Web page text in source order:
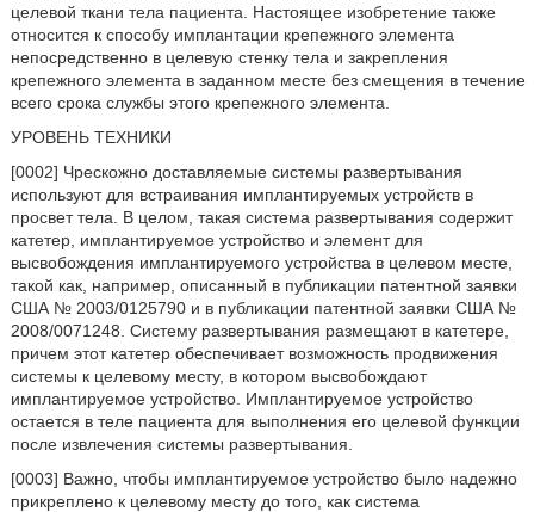
целевой ткани тела пациента. Настоящее изобретение также
относится к способу имплантации крепежного элемента
непосредственно в целевую стенку тела и закрепления
крепежного элемента в заданном месте без смещения в течение
всего срока службы этого крепежного элемента.
УРОВЕНЬ ТЕХНИКИ
[0002] Чрескожно доставляемые системы развертывания
используют для встраивания имплантируемых устройств в
просвет тела. В целом, такая система развертывания содержит
катетер, имплантируемое устройство и элемент для
высвобождения имплантируемого устройства в целевом месте,
такой как, например, описанный в публикации патентной заявки
США № 2003/0125790 и в публикации патентной заявки США №
2008/0071248. Систему развертывания размещают в катетере,
причем этот катетер обеспечивает возможность продвижения
системы к целевому месту, в котором высвобождают
имплантируемое устройство. Имплантируемое устройство
остается в теле пациента для выполнения его целевой функции
после извлечения системы развертывания.
[0003] Важно, чтобы имплантируемое устройство было надежно
прикреплено к целевому месту до того, как система